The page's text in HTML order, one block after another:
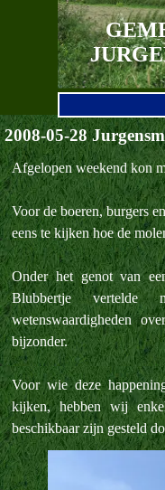
Ga naar de inhoud
2008-05-28
Afgelopen weekend kon
Voor de boeren, burgers
eens te kijken hoe de
Onder het genot van
Blubbertje vertelde
wetenswaardigheden
bijzonder.
Voor wie deze
kijken, hebben wij
beschikbaar zijn gesteld